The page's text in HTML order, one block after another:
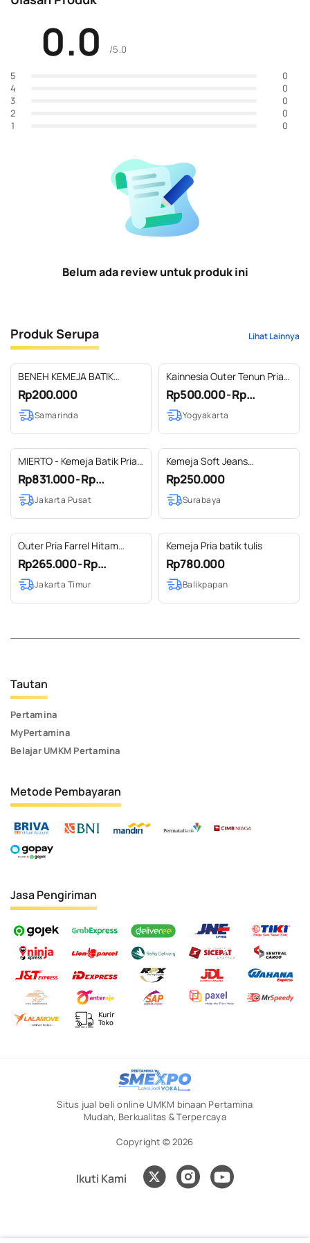
0.0 /5.0
5
0
4
0
3
0
2
0
1
0
Belum ada review untuk produk ini
Produk Serupa Lihat Lainnya
BENEH KEMEJA BATIK
KALTIM TANPA KERAH SIZE
S
Rp200.000
Samarinda
Kainnesia Outer Tenun Pria
Wanita Nara Series
Rp500.000 - Rp...
Yogyakarta
MIERTO - Kemeja Batik Pria
Modern Lengan Panjang
KP08
Rp831.000 - Rp...
Jakarta Pusat
Kemeja Soft Jeans
Kombinasi (02)
Rp250.000
Surabaya
Outer Pria Farrel Hitam
Kombinasi Tenun Jepara
Kinan Hitam
Rp265.000 - Rp...
Jakarta Timur
Kemeja Pria batik tulis
Rp780.000
Balikpapan
Tautan
Pertamina
MyPertamina
Belajar UMKM Pertamina
Metode Pembayaran
Jasa Pengiriman
Situs jual beli online UMKM binaan Pertamina
Mudah, Berkualitas & Terpercaya
Copyright © 2026
Ikuti Kami